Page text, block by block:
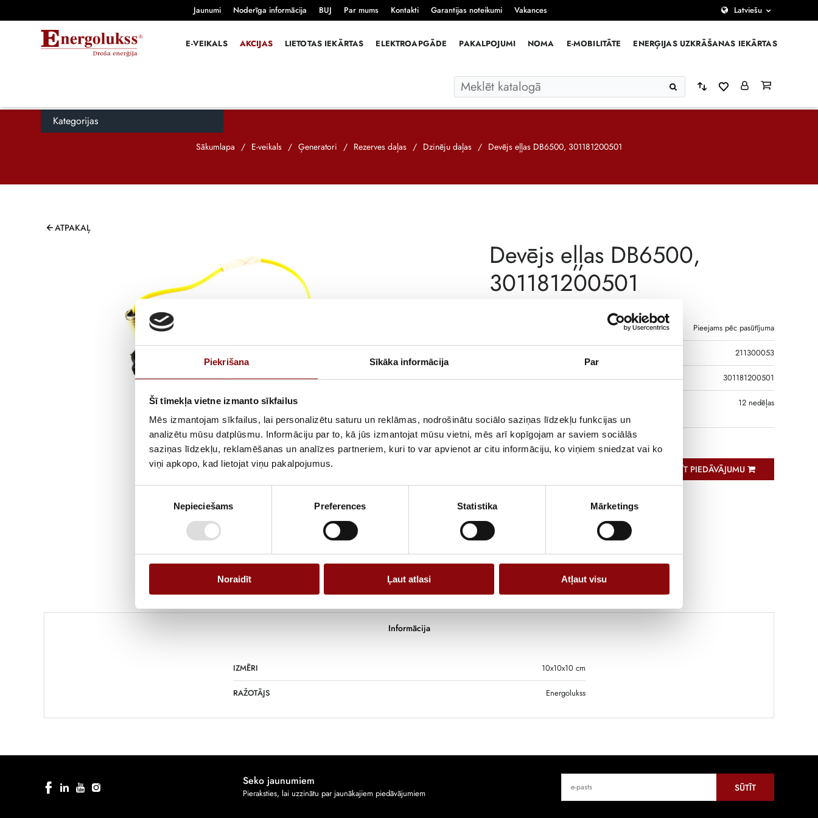
Piekrišana Sīkāka informācija Par
Šī tīmekļa vietne izmanto sīkfailus
Mēs izmantojam sīkfailus, lai personalizētu saturu un reklāmas, nodrošinātu sociālo saziņas līdzekļu funkcijas un
analizētu mūsu datplūsmu. Informāciju par to, kā jūs izmantojat mūsu vietni, mēs arī kopīgojam ar saviem sociālās
saziņas līdzekļu, reklamēšanas un analīzes partneriem, kuri to var apvienot ar citu informāciju, ko viņiem sniedzat vai ko
viņi apkopo, kad lietojat viņu pakalpojumus.
Nepieciešams Preferences Statistika Mārketings
Noraidīt Ļaut atlasi Atļaut visu
Jaunumi Noderīga informācija BUJ Par mums Kontakti Garantijas noteikumi Vakances Latviešu
E-VEIKALS AKCIJAS LIETOTAS IEKĀRTAS ELEKTROAPGĀDE PAKALPOJUMI NOMA E-MOBILITĀTE ENERĢIJAS UZKRĀŠANAS IEKĀRTAS
Kategorijas
Sākumlapa / E-veikals / Ģeneratori / Rezerves daļas / Dzinēju daļas / Devējs eļļas DB6500, 301181200501
ATPAKAĻ
Devējs eļļas DB6500,
301181200501
Pieejams pēc pasūtījuma
211300053
RAŽOTĀJA KODS 301181200501
NOLIKTAVĀ RĪGĀ
12 nedēļas
APRAKSTS
PIEPRASĪT PIEDĀVĀJUMU
Informācija
IZMĒRI 10x10x10 cm
RAŽOTĀJS Energolukss
Seko jaunumiem
Pieraksties, lai uzzinātu par jaunākajiem piedāvājumiem SŪTĪT